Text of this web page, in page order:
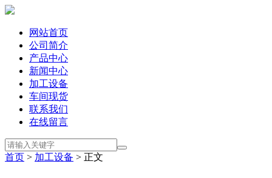
网站首页
公司简介
产品中心
新闻中心
加工设备
车间现货
联系我们
在线留言
首页 > 加工设备 > 正文